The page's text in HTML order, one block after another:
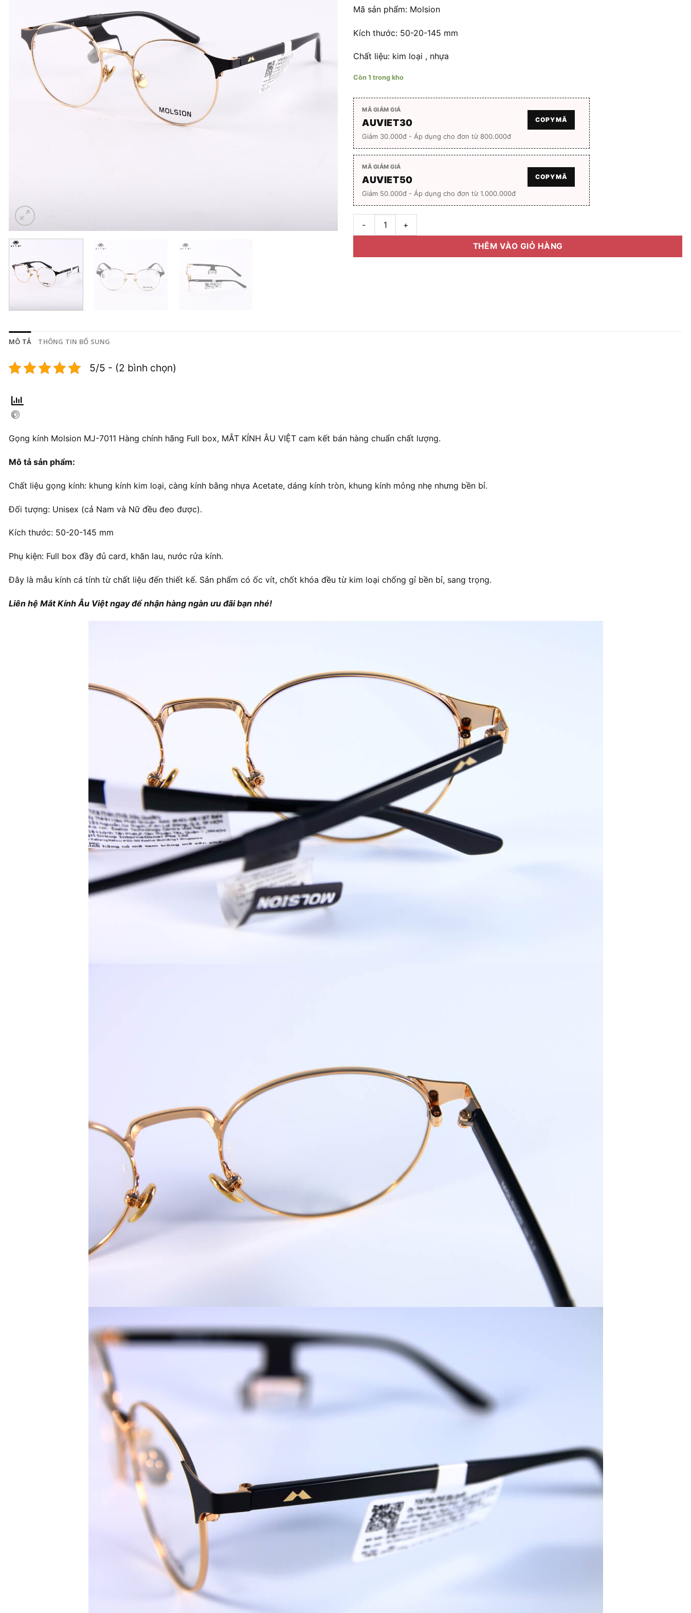
1.680.000 ₫.
Mã sản phẩm: Molsion
Kích thước: 50-20-145 mm
Chất liệu: kim loại , nhựa
Còn 1 trong kho
MÃ GIẢM GIÁ
AUVIET30
Giảm 30.000đ - Áp dụng cho đơn từ 800.000đ
COPY MÃ
MÃ GIẢM GIÁ
AUVIET50
Giảm 50.000đ - Áp dụng cho đơn từ 1.000.000đ
COPY MÃ
Gọng kính Molsion MJ-7011 Hàng chính hãng Full box số lượng
THÊM VÀO GIỎ HÀNG
MÔ TẢ THÔNG TIN BỔ SUNG
5/5 - (2 bình chọn)
Gọng kính Molsion MJ-7011 Hàng chính hãng Full box, MẮT KÍNH ÂU VIỆT cam kết bán hàng chuẩn chất lượng.
Mô tả sản phẩm:
Chất liệu gọng kính: khung kính kim loại, càng kính bằng nhựa Acetate, dáng kính tròn, khung kính mỏng nhẹ nhưng bền bỉ.
Đối tượng: Unisex (cả Nam và Nữ đều đeo được).
Kích thước: 50-20-145 mm
Phụ kiện: Full box đầy đủ card, khăn lau, nước rửa kính.
Đây là mẫu kính cá tính từ chất liệu đến thiết kế. Sản phẩm có ốc vít, chốt khóa đều từ kim loại chống gỉ bền bỉ, sang trọng.
Liên hệ Mắt Kính Âu Việt ngay để nhận hàng ngàn ưu đãi bạn nhé!